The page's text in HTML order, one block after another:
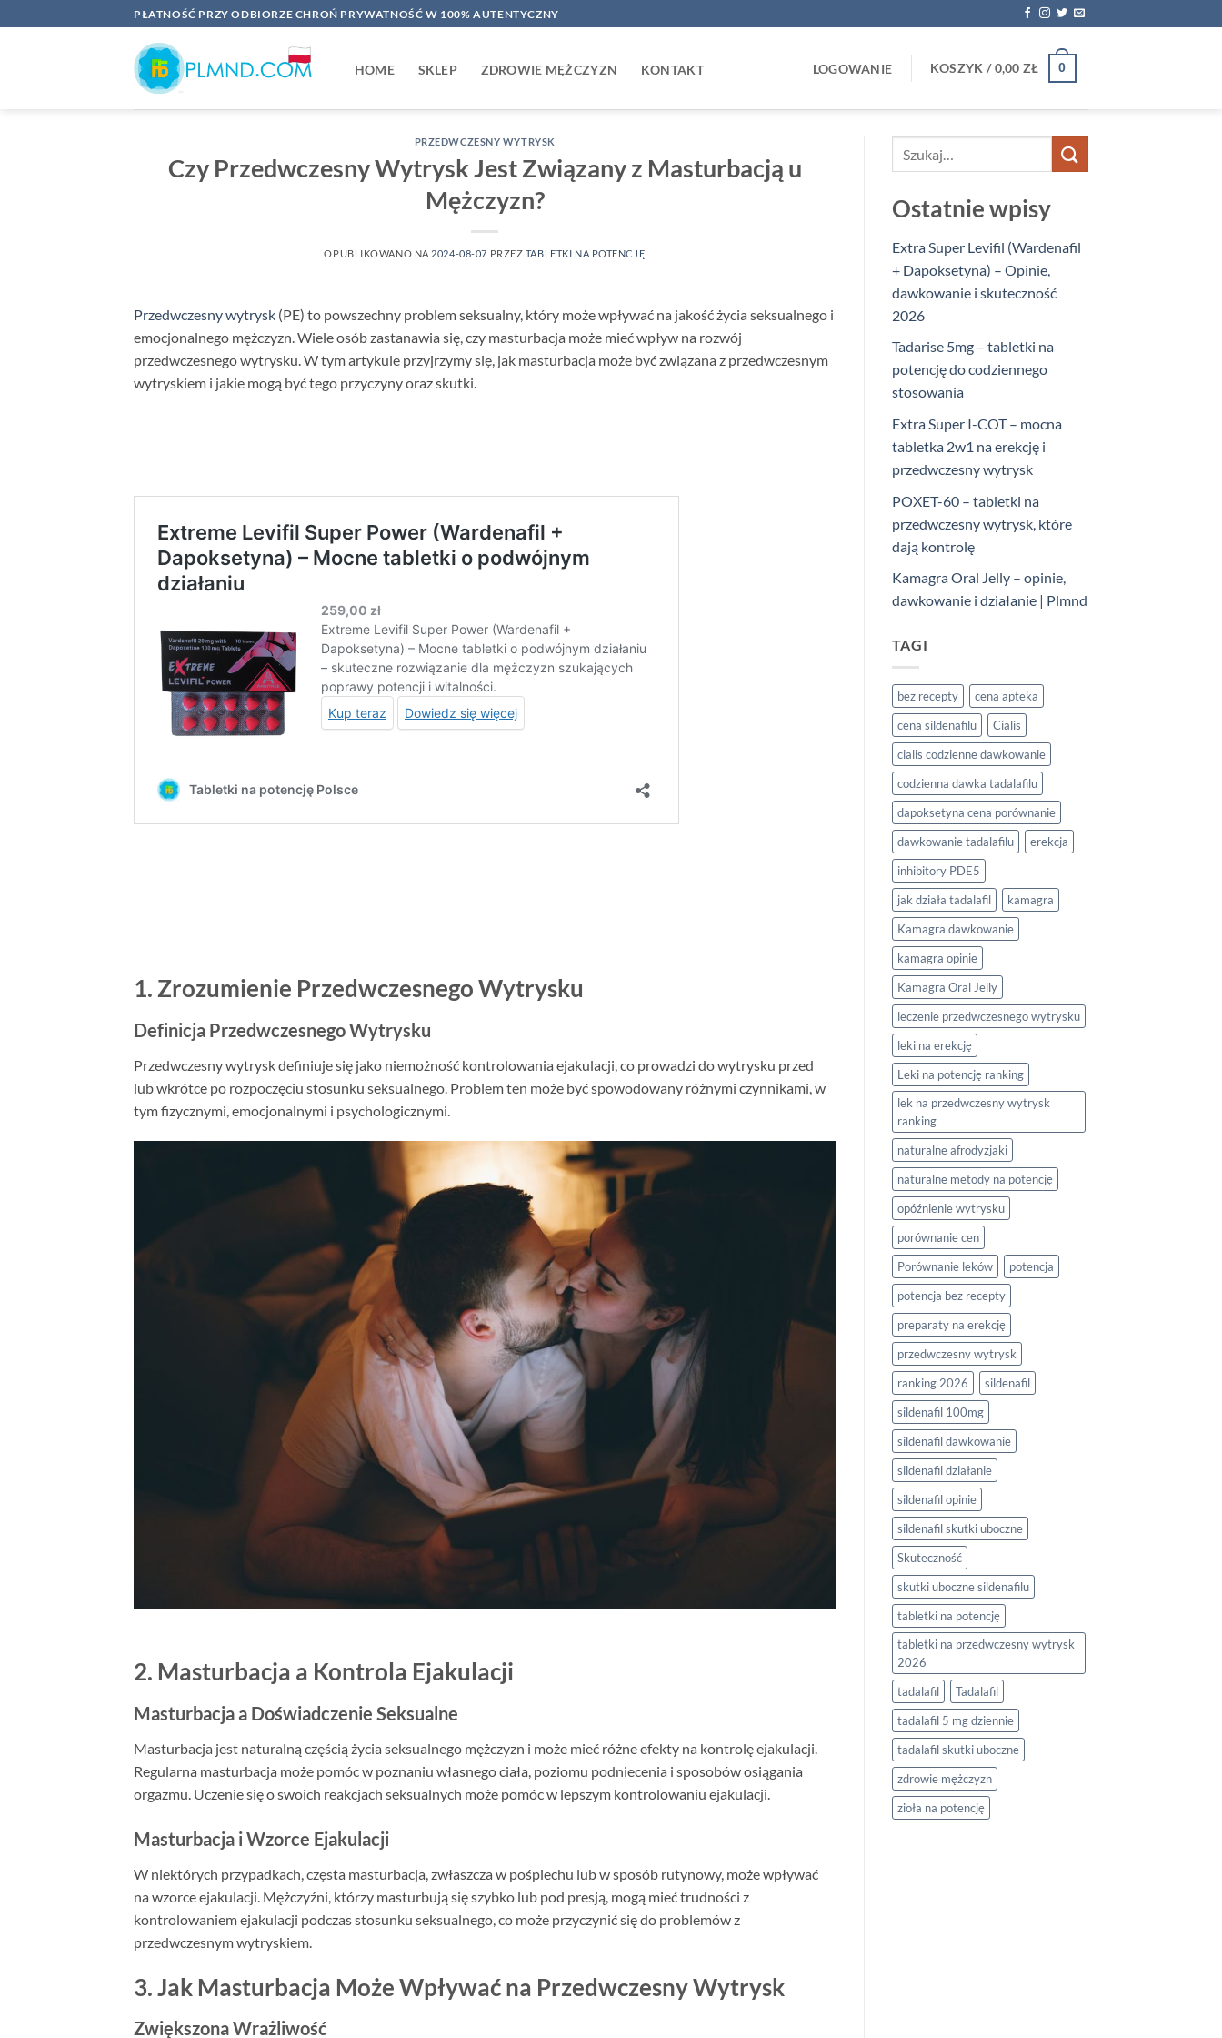
do
PŁATNOŚĆ PRZY ODBIORZE CHROŃ PRYWATNOŚĆ W 100% AUTENTYCZNY
HOME SKLEP ZDROWIE MĘŻCZYZN KONTAKT LOGOWANIE KOSZYK /0,00 ZŁ 0
PRZEDWCZESNY WYTRYSK
Czy Przedwczesny Wytrysk Jest Związany z Masturbacją u
Mężczyzn?
OPUBLIKOWANO NA 2024-08-07 PRZEZ TABLETKI NA POTENCJĘ
Przedwczesny wytrysk (PE) to powszechny problem seksualny, który może wpływać na jakość życia seksualnego i
emocjonalnego mężczyzn. Wiele osób zastanawia się, czy masturbacja może mieć wpływ na rozwój
przedwczesnego wytrysku. W tym artykule przyjrzymy się, jak masturbacja może być związana z przedwczesnym
wytryskiem i jakie mogą być tego przyczyny oraz skutki.
1. Zrozumienie Przedwczesnego Wytrysku
Definicja Przedwczesnego Wytrysku
Przedwczesny wytrysk definiuje się jako niemożność kontrolowania ejakulacji, co prowadzi do wytrysku przed
lub wkrótce po rozpoczęciu stosunku seksualnego. Problem ten może być spowodowany różnymi czynnikami, w
tym fizycznymi, emocjonalnymi i psychologicznymi.
2. Masturbacja a Kontrola Ejakulacji
Masturbacja a Doświadczenie Seksualne
Masturbacja jest naturalną częścią życia seksualnego mężczyzn i może mieć różne efekty na kontrolę ejakulacji.
Regularna masturbacja może pomóc w poznaniu własnego ciała, poziomu podniecenia i sposobów osiągania
orgazmu. Uczenie się o swoich reakcjach seksualnych może pomóc w lepszym kontrolowaniu ejakulacji.
Masturbacja i Wzorce Ejakulacji
W niektórych przypadkach, częsta masturbacja, zwłaszcza w pośpiechu lub w sposób rutynowy, może wpływać
na wzorce ejakulacji. Mężczyźni, którzy masturbują się szybko lub pod presją, mogą mieć trudności z
kontrolowaniem ejakulacji podczas stosunku seksualnego, co może przyczynić się do problemów z
przedwczesnym wytryskiem.
3. Jak Masturbacja Może Wpływać na Przedwczesny Wytrysk
Zwiększona Wrażliwość
Ostatnie wpisy
Extra Super Levifil (Wardenafil
+ Dapoksetyna) – Opinie,
dawkowanie i skuteczność
2026
Tadarise 5mg – tabletki na
potencję do codziennego
stosowania
Extra Super I-COT – mocna
tabletka 2w1 na erekcję i
przedwczesny wytrysk
POXET-60 – tabletki na
przedwczesny wytrysk, które
dają kontrolę
Kamagra Oral Jelly – opinie,
dawkowanie i działanie | Plmnd
TAGI
bez recepty
cena apteka
cena sildenafilu
Cialis
cialis codzienne dawkowanie
codzienna dawka tadalafilu
dapoksetyna cena porównanie
dawkowanie tadalafilu
erekcja
inhibitory PDE5
jak działa tadalafil
kamagra
Kamagra dawkowanie
kamagra opinie
Kamagra Oral Jelly
leczenie przedwczesnego wytrysku
leki na erekcję
Leki na potencję ranking
lek na przedwczesny wytrysk
ranking
naturalne afrodyzjaki
naturalne metody na potencję
opóźnienie wytrysku
porównanie cen
Porównanie leków
potencja
potencja bez recepty
preparaty na erekcję
przedwczesny wytrysk
ranking 2026
sildenafil
sildenafil 100mg
sildenafil dawkowanie
sildenafil działanie
sildenafil opinie
sildenafil skutki uboczne
Skuteczność
skutki uboczne sildenafilu
tabletki na potencję
tabletki na przedwczesny wytrysk
2026
tadalafil
Tadalafil
tadalafil 5 mg dziennie
tadalafil skutki uboczne
zdrowie mężczyzn
zioła na potencję